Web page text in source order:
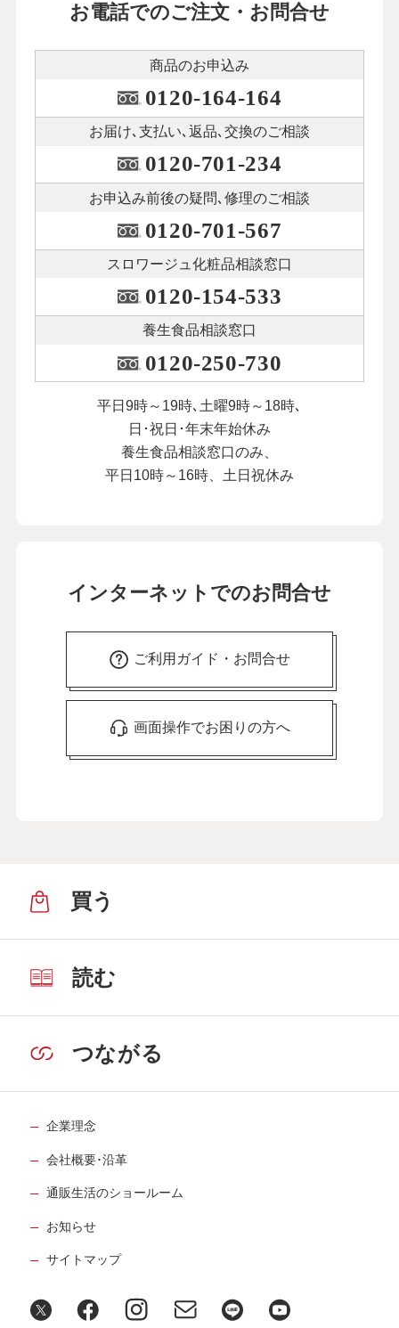
お電話でのご注文・お問合せ
商品のお申込み
0120-164-164
お届け､支払い､ 返品､交換のご相談
0120-701-234
お申込み前後の疑問､修理のご相談
0120-701-567
スロワージュ化粧品相談窓口
0120-154-533
養生食品相談窓口
0120-250-730
平日9時～19時､土曜9時～18時､
日･祝日･年末年始休み
養生食品相談窓口のみ、
平日10時～16時、土日祝休み
インターネットでのお問合せ
ご利用ガイド・お問合せ
画面操作でお困りの方へ
買う
読む
つながる
企業理念
会社概要･沿革
通販生活のショールーム
お知らせ
サイトマップ